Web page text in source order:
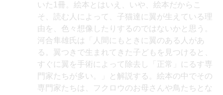
いた1冊。絵本とはいえ、いや、絵本だからこ
そ、読む人によって、子猫達に翼が生えている理
由を、色々想像したりするのではないかと思う。
河合隼雄氏は「人間にもときに翼のある人があ
る。翼つきで生まれてきた子どもを見つけると、
すぐに翼を手術によって除去し「正常」にるす専
門家たちが多い。」と解説する。絵本の中でその
専門家たちは、フクロウのお母さんや鳥たちとな